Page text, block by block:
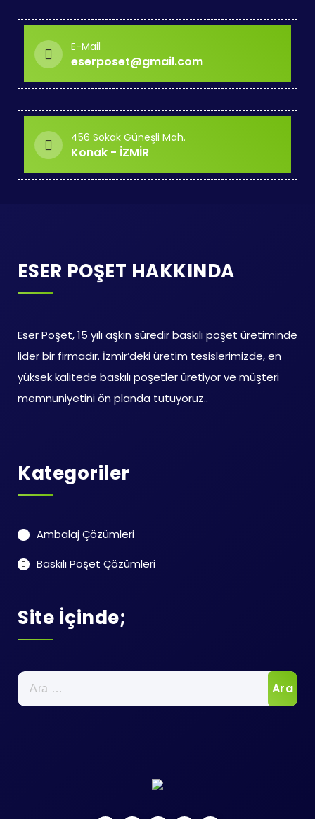
E-Mail
eserposet@gmail.com
456 Sokak Güneşli Mah.
Konak - İZMİR
ESER POŞET HAKKINDA
Eser Poşet, 15 yılı aşkın süredir baskılı poşet üretiminde
lider bir firmadır. İzmir’deki üretim tesislerimizde, en
yüksek kalitede baskılı poşetler üretiyor ve müşteri
memnuniyetini ön planda tutuyoruz..
Kategoriler
Ambalaj Çözümleri
Baskılı Poşet Çözümleri
Site İçinde;
Arama: